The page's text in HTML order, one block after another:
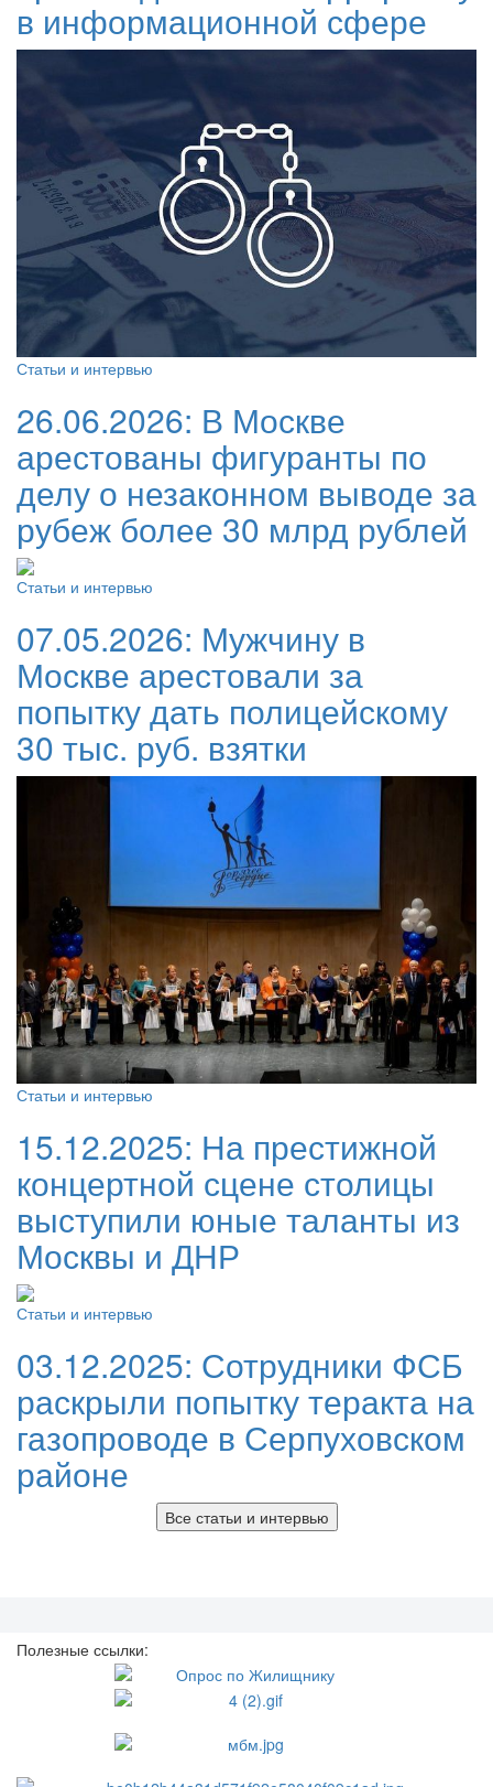
в информационной сфере
Статьи и интервью
26.06.2026: В Москве
арестованы фигуранты по
делу о незаконном выводе за
рубеж более 30 млрд рублей
Статьи и интервью
07.05.2026: Мужчину в
Москве арестовали за
попытку дать полицейскому
30 тыс. руб. взятки
Статьи и интервью
15.12.2025: На престижной
концертной сцене столицы
выступили юные таланты из
Москвы и ДНР
Статьи и интервью
03.12.2025: Сотрудники ФСБ
раскрыли попытку теракта на
газопроводе в Серпуховском
районе
Все статьи и интервью
Полезные ссылки: